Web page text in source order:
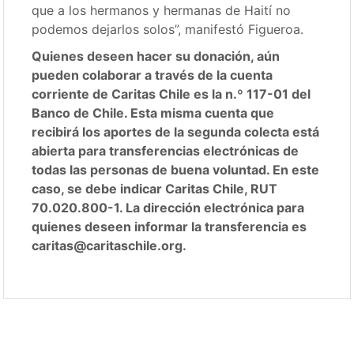
que a los hermanos y hermanas de Haití no
podemos dejarlos solos”, manifestó Figueroa.
Quienes deseen hacer su donación, aún
pueden colaborar a través de la cuenta
corriente de Caritas Chile es la n.º 117-01 del
Banco de Chile. Esta misma cuenta que
recibirá los aportes de la segunda colecta está
abierta para transferencias electrónicas de
todas las personas de buena voluntad. En este
caso, se debe indicar Caritas Chile, RUT
70.020.800-1. La dirección electrónica para
quienes deseen informar la transferencia es
caritas@caritaschile.org.